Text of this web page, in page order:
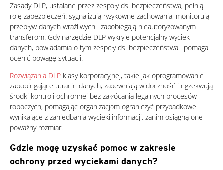
Zasady DLP, ustalane przez zespoły ds. bezpieczeństwa, pełnią
rolę zabezpieczeń: sygnalizują ryzykowne zachowania, monitorują
przepływ danych wrażliwych i zapobiegają nieautoryzowanym
transferom. Gdy narzędzie DLP wykryje potencjalny wyciek
danych, powiadamia o tym zespoły ds. bezpieczeństwa i pomaga
ocenić powagę sytuacji.
Rozwiązania DLP klasy korporacyjnej, takie jak oprogramowanie
zapobiegające utracie danych, zapewniają widoczność i egzekwują
środki kontroli ochronnej bez zakłócania legalnych procesów
roboczych, pomagając organizacjom ograniczyć przypadkowe i
wynikające z zaniedbania wycieki informacji, zanim osiągną one
poważny rozmiar.
Gdzie mogę uzyskać pomoc w zakresie
ochrony przed wyciekami danych?